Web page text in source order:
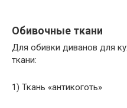
Обивочные ткани
Для обивки диванов для
ткани:
1) Ткань «антикоготь»